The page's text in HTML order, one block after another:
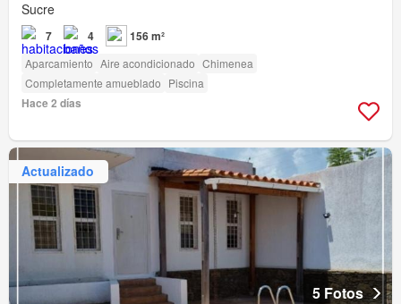
Sucre
7 4 156 m²
Aparcamiento Aire acondicionado Chimenea
Completamente amueblado Piscina
Hace 2 días
Actualizado
5 Fotos